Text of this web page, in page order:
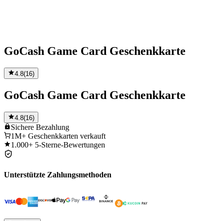
GoCash Game Card Geschenkkarte
4.8(16)
GoCash Game Card Geschenkkarte
4.8(16)
Sichere Bezahlung
1M+ Geschenkkarten verkauft
1.000+ 5-Sterne-Bewertungen
Unterstützte Zahlungsmethoden